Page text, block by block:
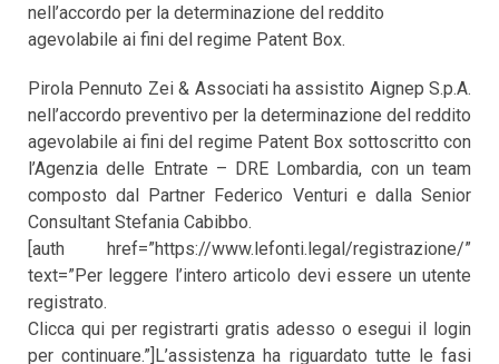
nell’accordo per la determinazione del reddito
agevolabile ai fini del regime Patent Box.
Pirola Pennuto Zei & Associati ha assistito Aignep S.p.A.
nell’accordo preventivo per la determinazione del reddito
agevolabile ai fini del regime Patent Box sottoscritto con
l’Agenzia delle Entrate – DRE Lombardia, con un team
composto dal Partner Federico Venturi e dalla Senior
Consultant Stefania Cabibbo.
[auth href=”https://www.lefonti.legal/registrazione/”
text=”Per leggere l’intero articolo devi essere un utente
registrato.
Clicca qui per registrarti gratis adesso o esegui il login
per continuare.”]L’assistenza ha riguardato tutte le fasi